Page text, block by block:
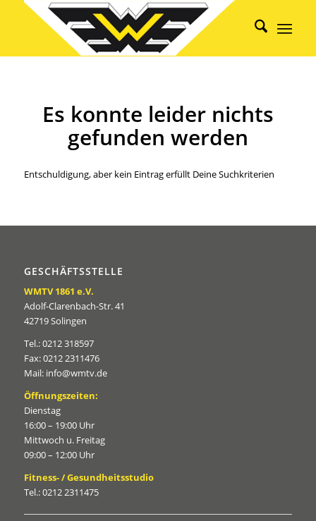
Es konnte leider nichts
gefunden werden
Entschuldigung, aber kein Eintrag erfüllt Deine Suchkriterien
GESCHÄFTSSTELLE
WMTV 1861 e.V.
Adolf-Clarenbach-Str. 41
42719 Solingen
Tel.: 0212 318597
Fax: 0212 2311476
Mail: info@wmtv.de
Öffnungszeiten:
Dienstag
16:00 – 19:00 Uhr
Mittwoch u. Freitag
09:00 – 12:00 Uhr
Fitness- / Gesundheitsstudio
Tel.: 0212 2311475